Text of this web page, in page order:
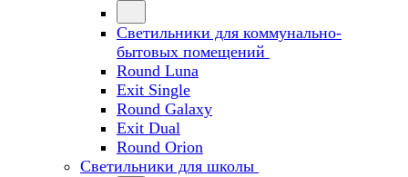
Светильники для коммунально-
бытовых помещений
Round Luna
Exit Single
Round Galaxy
Exit Dual
Round Orion
Светильники для школы